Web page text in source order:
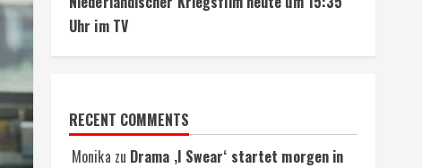
Uhr im TV
RECENT COMMENTS
Monika zu Drama ‚I Swear‘ startet morgen in